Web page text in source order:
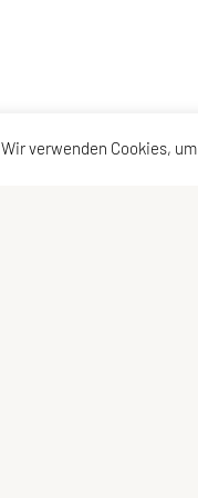
Wir verwenden Cookies,